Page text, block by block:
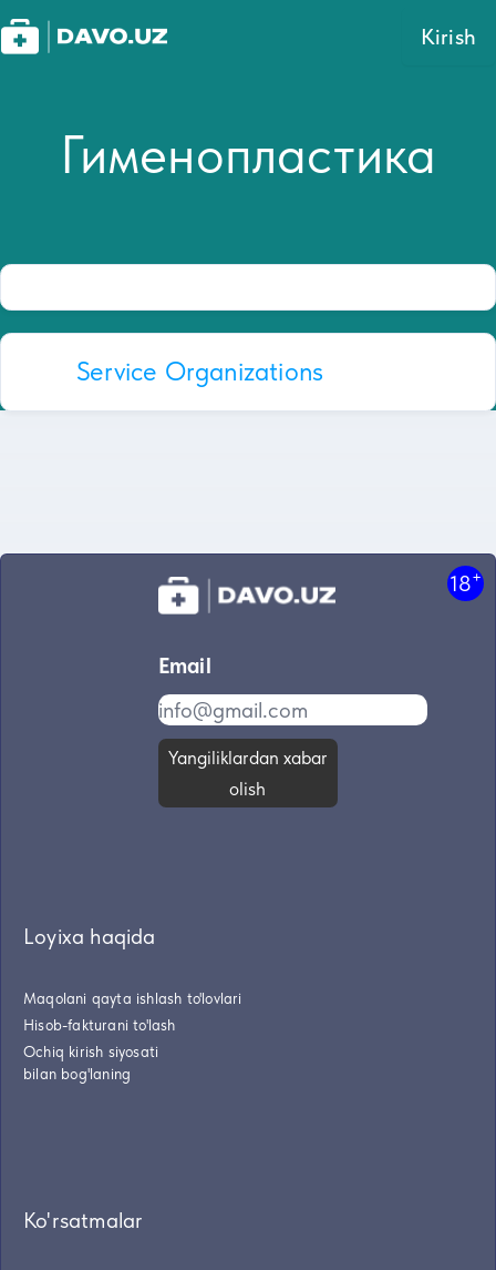
Kirish
Гименопластика
Service Organizations
18+
Email
Yangiliklardan xabar
olish
Loyixa haqida
Maqolani qayta ishlash to'lovlari
Hisob-fakturani to'lash
Ochiq kirish siyosati
bilan bog'laning
Ko'rsatmalar